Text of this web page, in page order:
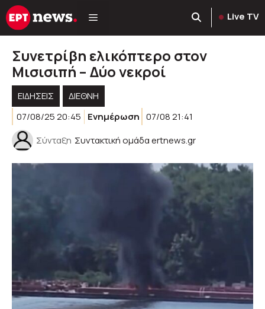
Μετάβαση
σε
Live TV
Συνετρίβη ελικόπτερο στον
Μισισιπή – Δύο νεκροί
ΕΙΔΗΣΕΙΣ
ΔΙΕΘΝΗ
07/08/25 20:45
Ενημέρωση 07/08 21:41
Σύνταξη Συντακτική ομάδα ertnews.gr